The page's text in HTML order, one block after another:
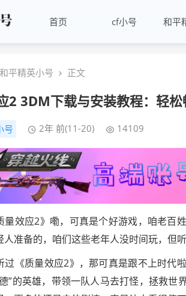
首页 cf小号 和平
和平精英小号 正文
2 3DM下载与安装教程：轻松
号 2年 前(11-20) 14109
量效应2》嘞，可真是个好游戏，咱老百
人准备的，咱们这些老年人没时间玩，但
过《质量效应2》，那可真是跟不上时代
”的英雄，带领一队人马去打怪，拯救